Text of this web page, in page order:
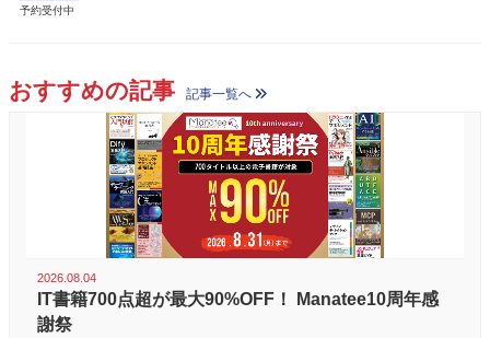
予約受付中
おすすめの記事 記事一覧へ
2026.08.04
IT書籍700点超が最大90%OFF！ Manatee10周年感
謝祭